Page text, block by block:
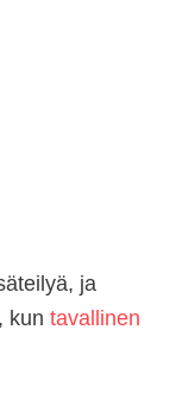
ja
kun tavallinen